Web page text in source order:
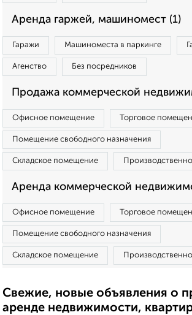
Аренда гаржей, машиномест (1)
Гаражи Машиноместа в паркинге
Агенство Без посредников
Продажа коммерческой
Офисное помещение Торговое
Помещение свободного назначения
Складское помещение
Аренда коммерческой
Офисное помещение Торговое
Помещение свободного назначения
Складское помещение
Свежие, новые объявления о
аренде недвижимости,